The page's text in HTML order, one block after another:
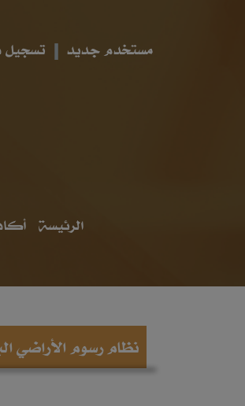
مستخدم جديد
الرئيسة
نظام رسوم الأراضي